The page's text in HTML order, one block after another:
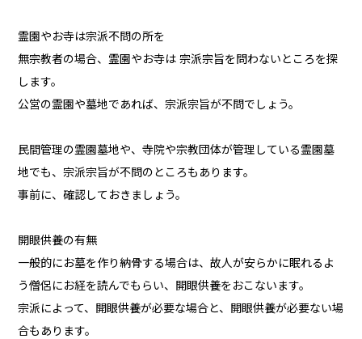
霊園やお寺は宗派不問の所を
無宗教者の場合、霊園やお寺は 宗派宗旨を問わないところを探
します。
公営の霊園や墓地であれば、宗派宗旨が不問でしょう。
民間管理の霊園墓地や、寺院や宗教団体が管理している霊園墓
地でも、宗派宗旨が不問のところもあります。
事前に、確認しておきましょう。
開眼供養の有無
一般的にお墓を作り納骨する場合は、故人が安らかに眠れるよ
う僧侶にお経を読んでもらい、開眼供養をおこないます。
宗派によって、開眼供養が必要な場合と、開眼供養が必要ない場
合もあります。